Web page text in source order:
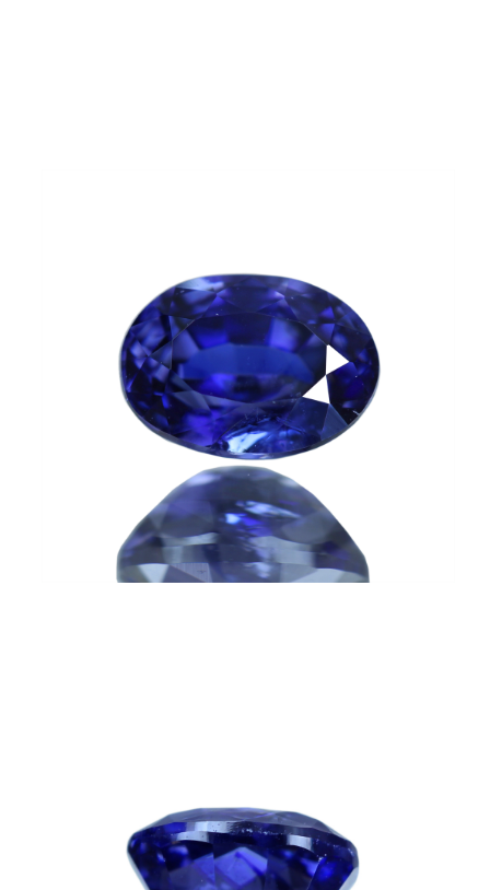
カートを見る
お買い物を続ける